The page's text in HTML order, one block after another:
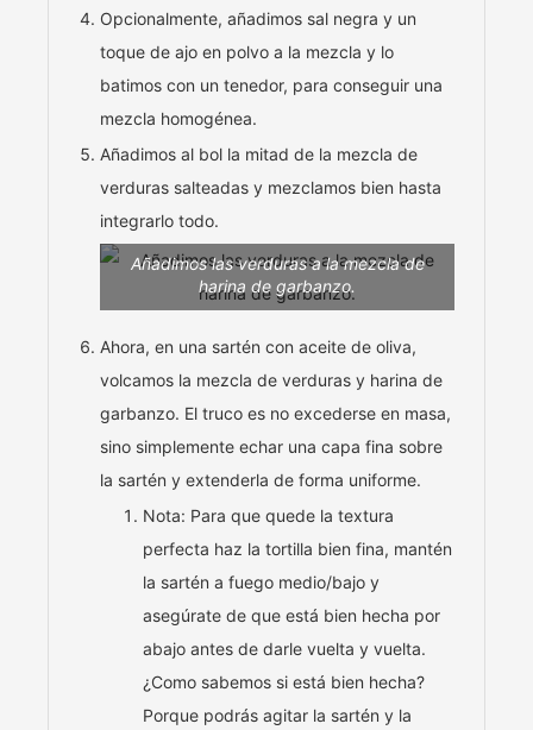
Opcionalmente, añadimos sal negra y un
toque de ajo en polvo a la mezcla y lo
batimos con un tenedor, para conseguir una
mezcla homogénea.
Añadimos al bol la mitad de la mezcla de
verduras salteadas y mezclamos bien hasta
integrarlo todo.
Añadimos las verduras a la mezcla de
harina de garbanzo.
Ahora, en una sartén con aceite de oliva,
volcamos la mezcla de verduras y harina de
garbanzo. El truco es no excederse en masa,
sino simplemente echar una capa fina sobre
la sartén y extenderla de forma uniforme.
Nota: Para que quede la textura
perfecta haz la tortilla bien fina, mantén
la sartén a fuego medio/bajo y
asegúrate de que está bien hecha por
abajo antes de darle vuelta y vuelta.
¿Como sabemos si está bien hecha?
Porque podrás agitar la sartén y la